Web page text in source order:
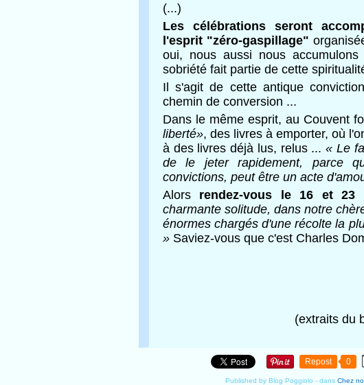
(...)
Les célébrations seront
l'esprit "zéro-gaspillage"
oui, nous aussi nous
sobriété fait partie de cette
Il s'agit de cette antique
chemin de conversion ...
Dans le même esprit, au Couvent
liberté», des livres à emporter, où
à des livres déjà lus, relus ... « Le
de le jeter rapidement, parce
convictions, peut être un acte
Alors rendez-vous le 16 et
charmante solitude, dans notre
énormes chargés d'une récolte la
» Saviez-vous que c'est Charles
(extraits du
Repost 0
Published by Blog Poggiolo - dans Chez